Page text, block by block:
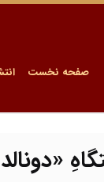
صفحه نخست